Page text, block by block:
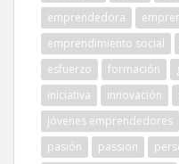
emprendedora
emprendimiento social
esfuerzo
formación
iniciativa
innovación
jóvenes emprendedores
pasión
passion